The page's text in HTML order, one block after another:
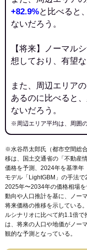
+82.9%と比べると
ないだろう。
【将来】ノーマル
想しており、有望
また、周辺エリア
あるのに比べると
ないだろう。
※周辺エリア平均は、周囲
※水谷昂太郎氏（都市空間総
移は、国土交通省の「 不動産
価格を予測、2024年を基準年
モデル「LightGBM」の手法
2025年〜2034年の価格相場
動向や人口推計を基に、ノー
将来価格の推移を示している
ルシナリオに比べて約1.1倍
は、将来の人口や地価がノー
観的な予測となっている。